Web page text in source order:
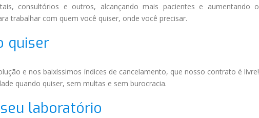
consultórios e outros, alcançando mais pacientes e aumentando o
trabalhar com quem você quiser, onde você precisar.
quiser
e nos baixíssimos índices de cancelamento, que nosso contrato é livre!
quando quiser, sem multas e sem burocracia.
laboratório